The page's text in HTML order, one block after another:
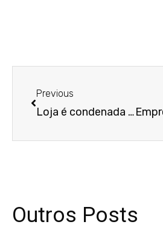
Previous
Loja é condenada por coagir ex-funcionária a desistir de ação trabalhista
Outros Posts